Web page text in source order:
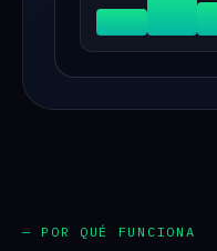
— POR QUÉ FUNCIONA